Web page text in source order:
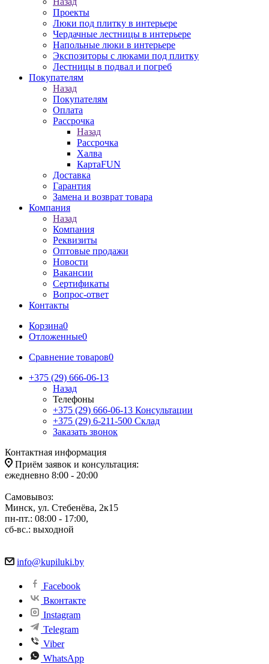
Проекты
Люки под плитку в интерьере
Чердачные лестницы в интерьере
Напольные люки в интерьере
Экспозиторы с люками под плитку
Лестницы в подвал и погреб
Покупателям
Назад
Покупателям
Оплата
Рассрочка
Назад
Рассрочка
Халва
КартаFUN
Доставка
Гарантия
Замена и возврат товара
Компания
Назад
Компания
Реквизиты
Оптовые продажи
Новости
Вакансии
Сертификаты
Вопрос-ответ
Контакты
Корзина0
Отложенные0
Сравнение товаров0
+375 (29) 666-06-13
Назад
Телефоны
+375 (29) 666-06-13 Консультации
+375 (29) 6-211-500 Склад
Заказать звонок
Контактная информация
Приём заявок и консультация:
ежедневно 8:00 - 20:00
Самовывоз:
Минск, ул. Стебенёва, 2к15
пн-пт.: 08:00 - 17:00,
сб-вс.: выходной
info@kupiluki.by
Facebook
Вконтакте
Instagram
Telegram
Viber
WhatsApp